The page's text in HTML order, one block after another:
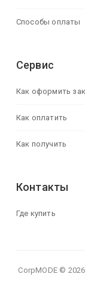
Способы оплаты
Сервис
Как оформить
Как оплатить
Как получить
Контакты
Где купить
CorpMODE ©